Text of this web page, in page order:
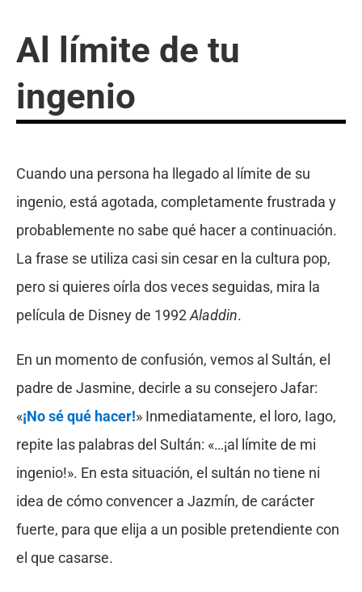
Al límite de tu
ingenio
Cuando una persona ha llegado al límite de su
ingenio, está agotada, completamente frustrada y
probablemente no sabe qué hacer a continuación.
La frase se utiliza casi sin cesar en la cultura pop,
pero si quieres oírla dos veces seguidas, mira la
película de Disney de 1992Aladdin.
En un momento de confusión, vemos al Sultán, el
padre de Jasmine, decirle a su consejero Jafar:
«¡No sé qué hacer!» Inmediatamente, el loro, Iago,
repite las palabras del Sultán: «…¡al límite de mi
ingenio!». En esta situación, el sultán no tiene ni
idea de cómo convencer a Jazmín, de carácter
fuerte, para que elija a un posible pretendiente con
el que casarse.